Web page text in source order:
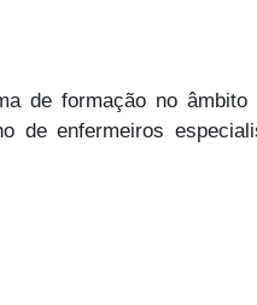
de formação no
de enfermeiros